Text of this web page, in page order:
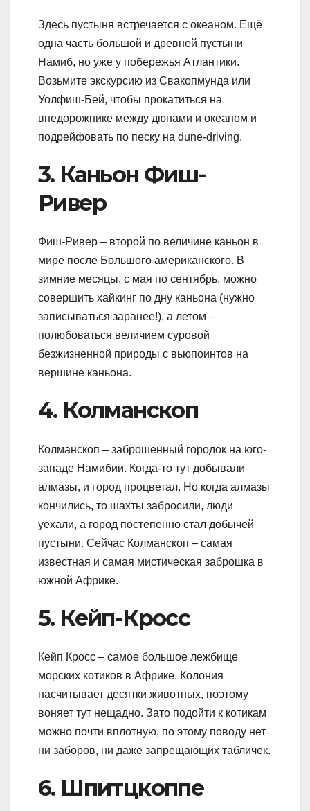
Здесь пустыня встречается с океаном. Ещё
одна часть большой и древней пустыни
Намиб, но уже у побережья Атлантики.
Возьмите экскурсию из Свакопмунда или
Уолфиш-Бей, чтобы прокатиться на
внедорожнике между дюнами и океаном и
подрейфовать по песку на dune-driving.
3. Каньон Фиш-
Ривер
Фиш-Ривер – второй по величине каньон в
мире после Большого американского. В
зимние месяцы, с мая по сентябрь, можно
совершить хайкинг по дну каньона (нужно
записываться заранее!), а летом –
полюбоваться величием суровой
безжизненной природы с вьюпоинтов на
вершине каньона.
4. Колманскоп
Колманскоп – заброшенный городок на юго-
западе Намибии. Когда-то тут добывали
алмазы, и город процветал. Но когда алмазы
кончились, то шахты забросили, люди
уехали, а город постепенно стал добычей
пустыни. Сейчас Колманскоп – самая
известная и самая мистическая заброшка в
южной Африке.
5. Кейп-Кросс
Кейп Кросс – самое большое лежбище
морских котиков в Африке. Колония
насчитывает десятки животных, поэтому
воняет тут нещадно. Зато подойти к котикам
можно почти вплотную, по этому поводу нет
ни заборов, ни даже запрещающих табличек.
6. Шпитцкоппе